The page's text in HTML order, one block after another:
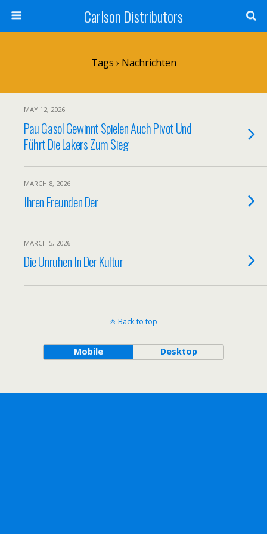
Carlson Distributors
Tags › Nachrichten
MAY 12, 2026
Pau Gasol Gewinnt Spielen Auch Pivot Und
Führt Die Lakers Zum Sieg
MARCH 8, 2026
Ihren Freunden Der
MARCH 5, 2026
Die Unruhen In Der Kultur
Back to top
Mobile Desktop